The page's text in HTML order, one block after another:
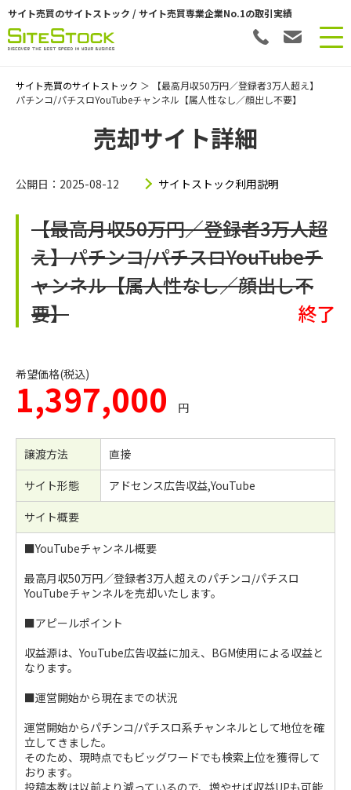
サイト売買のサイトストック / サイト売買専業企業No.1の取引実績
サイト売買のサイトストック ＞ 【最高月収50万円／登録者3万人超え】
パチンコ/パチスロYouTubeチャンネル【属人性なし／顔出し不要】
売却サイト詳細
公開日：2025-08-12 サイトストック利用説明
【最高月収50万円／登録者3万人超
え】パチンコ/パチスロYouTubeチ
ャンネル【属人性なし／顔出し不
要】
終了
希望価格(税込)
1,397,000 円
譲渡方法
直接
サイト形態
アドセンス広告収益,YouTube
サイト概要
■YouTubeチャンネル概要
最高月収50万円／登録者3万人超えのパチンコ/パチスロ
YouTubeチャンネルを売却いたします。
■アピールポイント
収益源は、YouTube広告収益に加え、BGM使用による収益と
なります。
■運営開始から現在までの状況
運営開始からパチンコ/パチスロ系チャンネルとして地位を確
立してきました。
そのため、現時点でもビッグワードでも検索上位を獲得して
おります。
投稿本数は以前より減っているので、増やせば収益UPも可能